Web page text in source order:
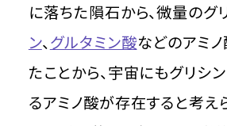
に落ちた隕石から、微量のグ
ン、グルタミン酸などのアミ
たことから、宇宙にもグリシ
るアミノ酸が存在すると考え